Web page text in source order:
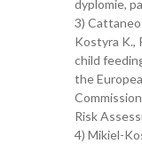
dyplomie,
3) Cattaneo
Kostyra K.,
child
the
Risk
4) Mikiel-